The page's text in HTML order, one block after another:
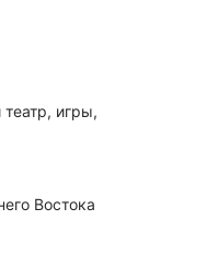
игры,
Востока